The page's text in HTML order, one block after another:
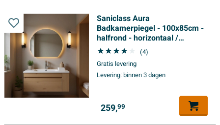
Saniclass Aura
Badkamerpiegel - 100x85cm -
halfrond - horizontaal /
verticaal - indirecte LED
verlichting -
spiegelverwarming - Infrarood
(4)
Gratis levering
Levering:binnen 3 dagen
259,99